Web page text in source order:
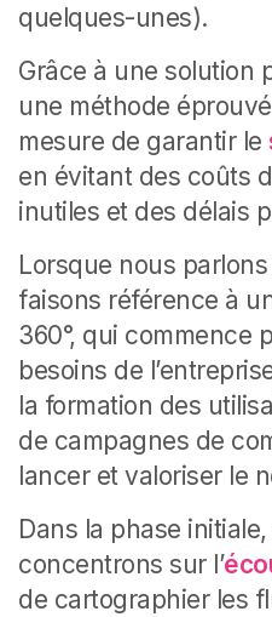
quelques-unes).
Grâce à une solution
une méthode
mesure de garantir le
en évitant des coûts
inutiles et des délais
Lorsque nous
faisons référence à
360°, qui commence
besoins de
la formation des
de campagnes de
lancer et valoriser le
Dans la phase
concentrons sur l’
de cartographier les